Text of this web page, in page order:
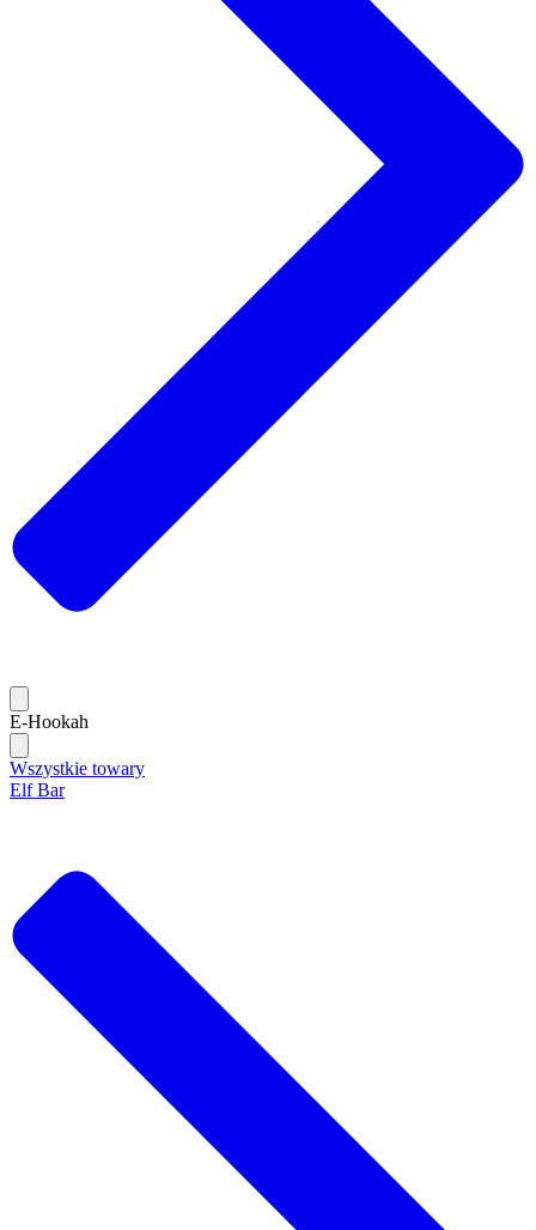
E-Hookah
Wszystkie towary
Elf Bar